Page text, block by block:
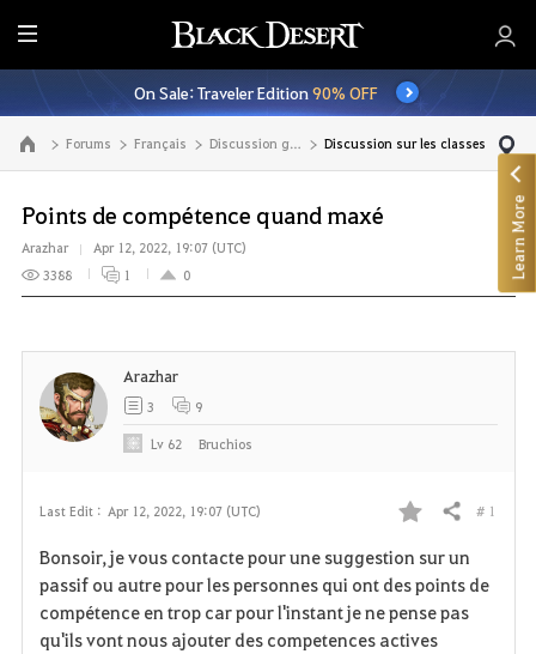
E
n
t
i
r
M
e
n
u
On Sale: Traveler Edition90% OFF
Go to the main page Forums Français Discussion générale Discussion sur les classes
Points de compétence quand maxé
Arazhar
Apr 12, 2022, 19:07 (UTC)
3388
1 0
Last Edit : Apr 12, 2022, 19:07 (UTC)
F
a
v
Share # 1
Bonsoir, je vous contacte pour une suggestion sur un
passif ou autre pour les personnes qui ont des points de
compétence en trop car pour l'instant je ne pense pas
qu'ils vont nous ajouter des competences actives
Arazhar
3 9
Lv 62 Bruchios
Learn More